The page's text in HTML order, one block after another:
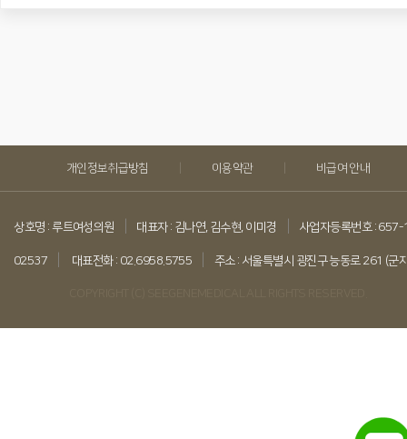
개인정보취급방침 이용약관 비급여 안내
상호명 : 루트여성의원 대표자 : 김나연, 김수현, 이미경 사업자등록번호 :
02537 대표전화 : 02.6958.5755 주소 : 서울특별시 광진구 능동로 261 (군